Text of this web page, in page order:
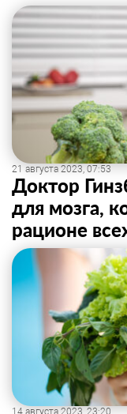
21 августа 2023, 07:53
Доктор
для мозга,
рационе
14 августа 2023, 23:20